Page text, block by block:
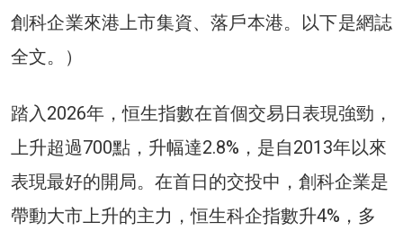
創科企業來港上市集資、落戶本港。以下是網誌
全文。
）
踏入2026年，恒生指數在首個交易日表現強勁，
上升超過700點，升幅達2.8%，是自2013年以來
表現最好的開局。在首日的交投中，創科企業是
帶動大市上升的主力，恒生科企指數升4%，多